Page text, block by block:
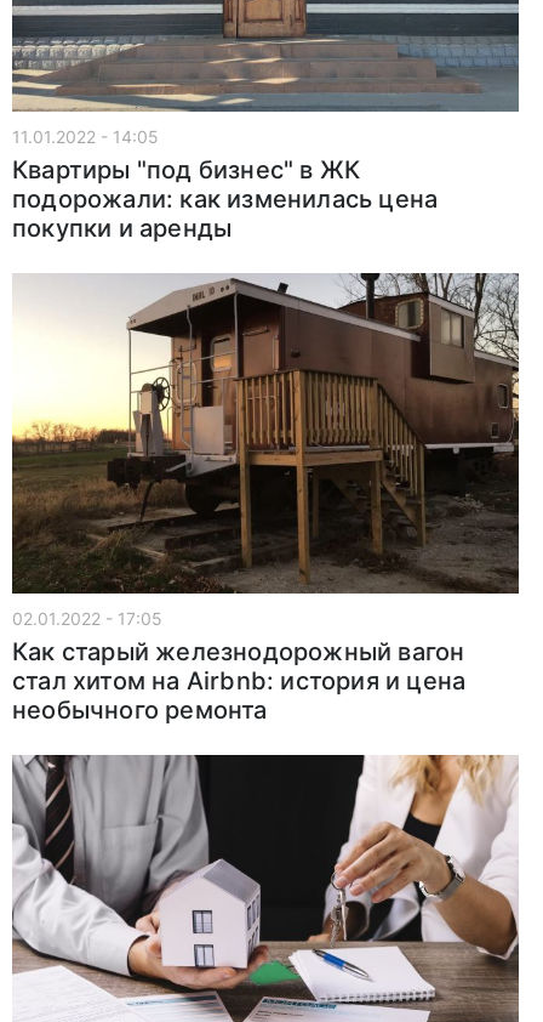
11.01.2022 - 14:05
Квартиры "под бизнес" в ЖК
подорожали: как изменилась цена
покупки и аренды
02.01.2022 - 17:05
Как старый железнодорожный вагон
стал хитом на Airbnb: история и цена
необычного ремонта